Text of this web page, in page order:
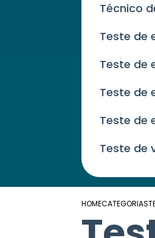
Técnico
Teste
Teste
Teste
Teste
Teste
HOMECATEGORIAS